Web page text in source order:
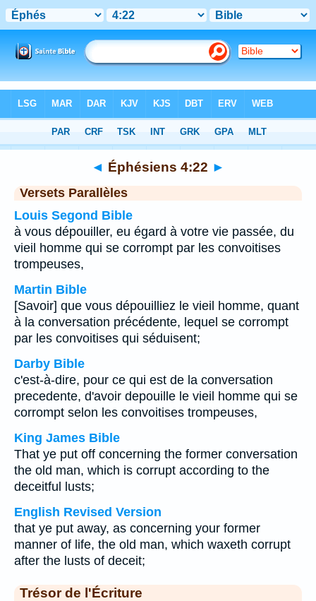
Chapitre 4 > Verset 22
◄ Éphésiens 4:22 ►
Versets Parallèles
Louis Segond Bible
à vous dépouiller, eu égard à votre vie passée, du
vieil homme qui se corrompt par les convoitises
trompeuses,
Martin Bible
[Savoir] que vous dépouilliez le vieil homme, quant
à la conversation précédente, lequel se corrompt
par les convoitises qui séduisent;
Darby Bible
c'est-à-dire, pour ce qui est de la conversation
precedente, d'avoir depouille le vieil homme qui se
corrompt selon les convoitises trompeuses,
King James Bible
That ye put off concerning the former conversation
the old man, which is corrupt according to the
deceitful lusts;
English Revised Version
that ye put away, as concerning your former
manner of life, the old man, which waxeth corrupt
after the lusts of deceit;
Trésor de l'Écriture